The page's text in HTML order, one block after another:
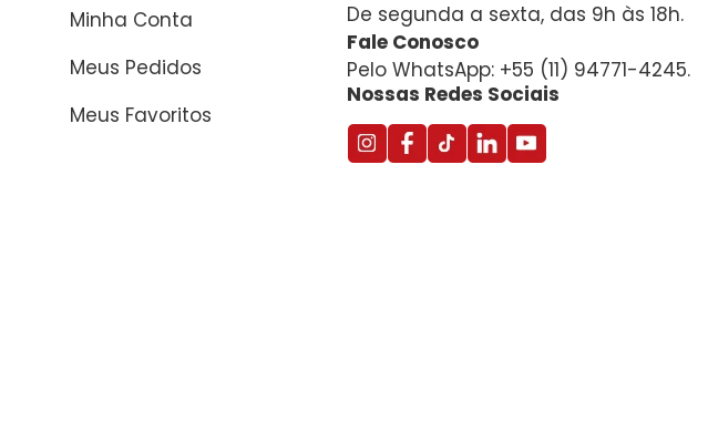
Minha Conta
Meus Pedidos
Meus Favoritos
De segunda a sexta, das 9h às 18h.
Fale Conosco
Pelo WhatsApp: +55 (11) 94771-4245.
Nossas Redes Sociais